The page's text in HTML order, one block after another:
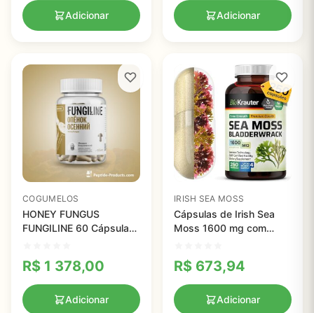
Adicionar Adicionar
COGUMELOS
HONEY FUNGUS
FUNGILINE 60 Cápsulas
Mental
R$ 1 378,00
Adicionar
IRISH SEA MOSS
Cápsulas de Irish Sea
Moss 1600 mg com
Saúde Digestiva
R$ 673,94
Adicionar